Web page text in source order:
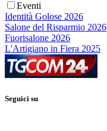
Eventi
Identità Golose 2026
Salone del Risparmio 2026
Fuorisalone 2026
L'Artigiano in Fiera 2025
Seguici su